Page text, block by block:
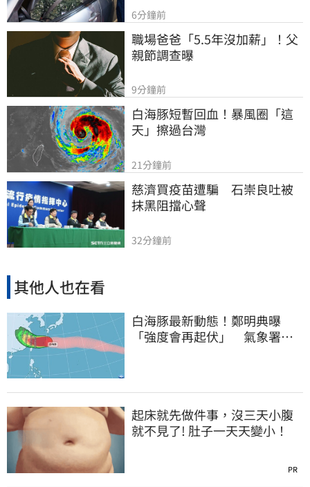
6分鐘前
職場爸爸「5.5年沒加薪」！父
親節調查曝
9分鐘前
白海豚短暫回血！暴風圈「這
天」擦過台灣
21分鐘前
慈濟買疫苗遭騙　石崇良吐被
抹黑阻擋心聲
32分鐘前
其他人也在看
白海豚最新動態！鄭明典曝
「強度會再起伏」 氣象署：
起床就先做件事，沒三天小腹
就不見了! 肚子一天天變小！
PR